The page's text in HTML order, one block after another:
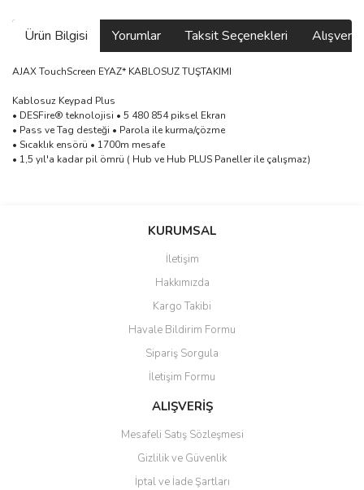
Ürün Bilgisi Yorumlar Taksit Seçenekleri
AJAX TouchScreen EYAZ* KABLOSUZ TUŞTAKIMI
Kablosuz Keypad Plus
• DESFire® teknolojisi • 5 480 854 piksel Ekran
• Pass ve Tag desteği • Parola ile kurma/çözme
• Sıcaklık ensörü • 1700m mesafe
• 1,5 yıl'a kadar pil ömrü ( Hub ve Hub PLUS Paneller ile çalışmaz)
Bu ürüne ilk yorumu siz yapın!
güzel paketlenmiş ama yanında
ile 24 izlenmektedir diye küçük
bir tabela olsa daha hoş
hızlı güvenli bir alışveriş oldu
Yalçın Kaya | 20/06/2026
KURUMSAL
İletişim
Hakkımızda
Kargo Takibi
Havale Bildirim Formu
Sipariş Sorgula
İletişim Formu
ALIŞVERİŞ
Mesafeli Satış Sözleşmesi
Gizlilik ve Güvenlik
İptal ve İade Şartları